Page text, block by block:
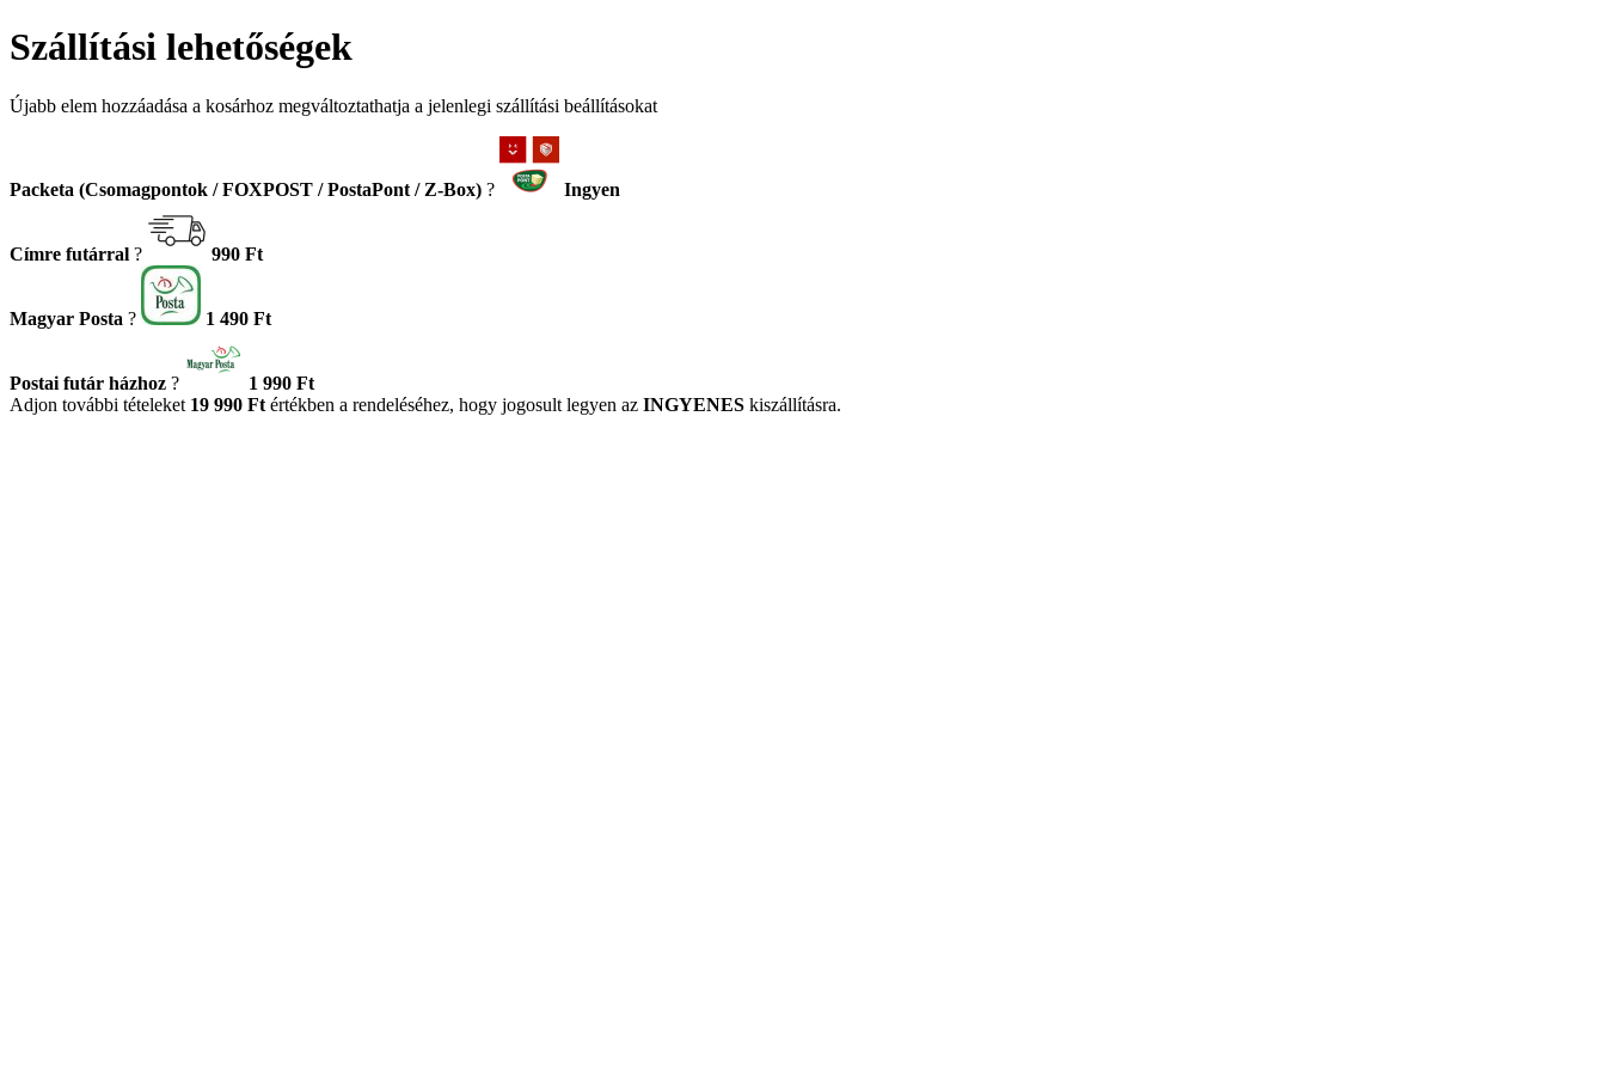
Szállítási lehetőségek
Újabb elem hozzáadása a kosárhoz megváltoztathatja a jelenlegi szállítási beállításokat
Packeta (Csomagpontok / FOXPOST / PostaPont / Z-Box) ? Ingyen
Címre futárral ? 990 Ft
Magyar Posta ? 1 490 Ft
Postai futár házhoz ?
1 990 Ft
Adjon további tételeket 19 990 Ft értékben a rendeléséhez, hogy jogosult legyen az INGYENES kiszállításra.